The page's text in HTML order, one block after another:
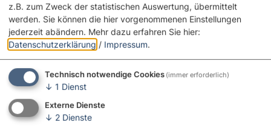
Möchten Sie von „OpenStreetMap/Leaflet“
bereitgestellte externe Inhalte laden?
Ja Immer
Gemeinde Hainsfarth
Hauptstr. 4
86744 Hainsfarth
z.B. zum Zweck der statistischen Auswertung, übermittelt
werden. Sie können die hier vorgenommenen Einstellungen
jederzeit abändern. Mehr dazu erfahren Sie hier:
Datenschutzerklärung / Impressum.
Technisch notwendige Cookies (immer erforderlich)
↓ 1 Dienst
Externe Dienste
↓ 2 Dienste